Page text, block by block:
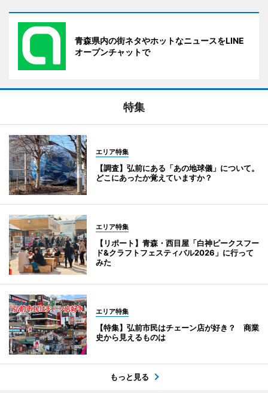
青森県内の街ネタやホットなニュースをLINE
オープンチャットで
特集
エリア特集
【調査】弘前にある「あの地球儀」について。
どこにあったか覚えていますか？
エリア特集
【リポート】青森・西目屋「白神ピークスフー
ド&クラフトフェスティバル2026」に行って
みた
エリア特集
【特集】弘前市民はチェーン店が好き？ 商業
史から見えるものは
もっと見る